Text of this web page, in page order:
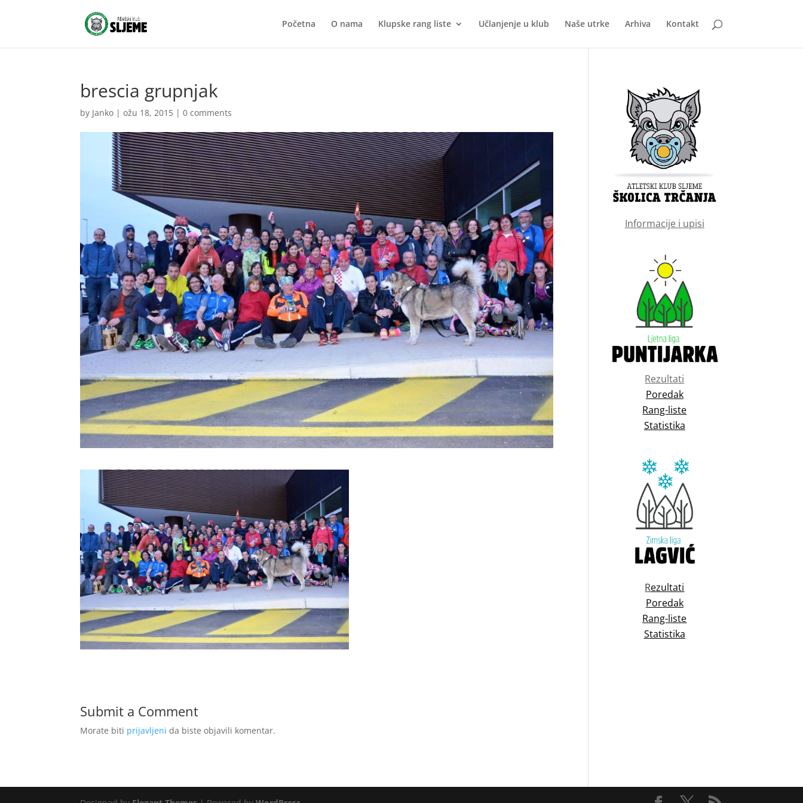
Početna O nama Klupske rang liste Učlanjenje u klub Naše utrke Arhiva Kontakt
brescia grupnjak
by Janko |ožu 18, 2015 |0 comments
Submit a Comment
Morate biti prijavljeni da biste objavili komentar.
Informacije i upisi
Rezultati
Poredak
Rang-liste
Statistika
Rezultati
Poredak
Rang-liste
Statistika